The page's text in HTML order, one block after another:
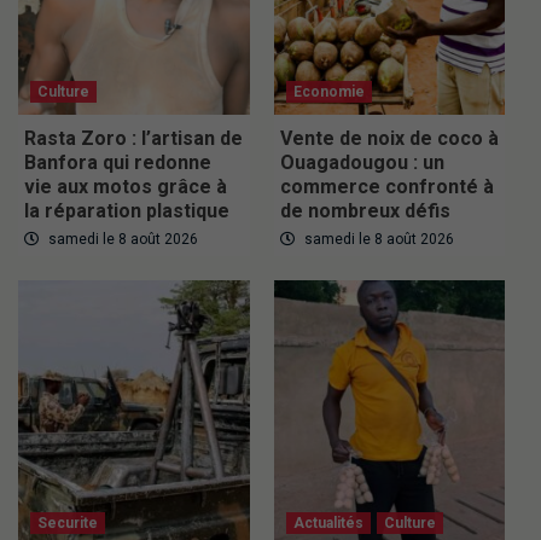
Culture
Rasta Zoro : l’artisan de
Banfora qui redonne
vie aux motos grâce à
la réparation plastique
samedi le 8 août 2026
Economie
Vente de noix de coco à
Ouagadougou : un
commerce confronté à
de nombreux défis
samedi le 8 août 2026
Securite Actualités Culture